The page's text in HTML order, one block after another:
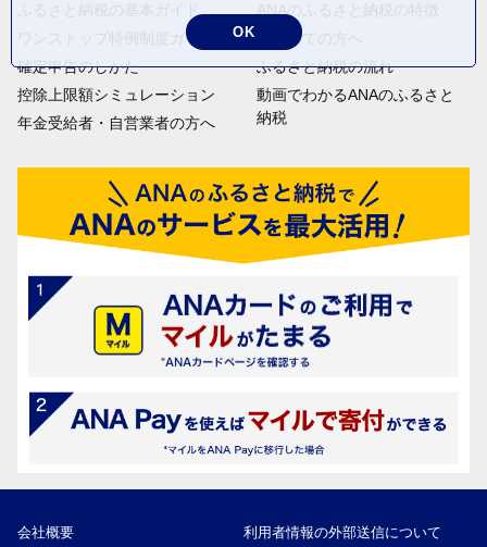
ふるさと納税の基本ガイド
ワンストップ特例制度ガイド
確定申告のしかた
控除上限額シミュレーション
年金受給者・自営業者の方へ
ANAのふるさと納税の特徴
はじめての方へ
ふるさと納税の流れ
動画でわかるANAのふるさと
納税
会社概要 利用者情報の外部送信について
OK